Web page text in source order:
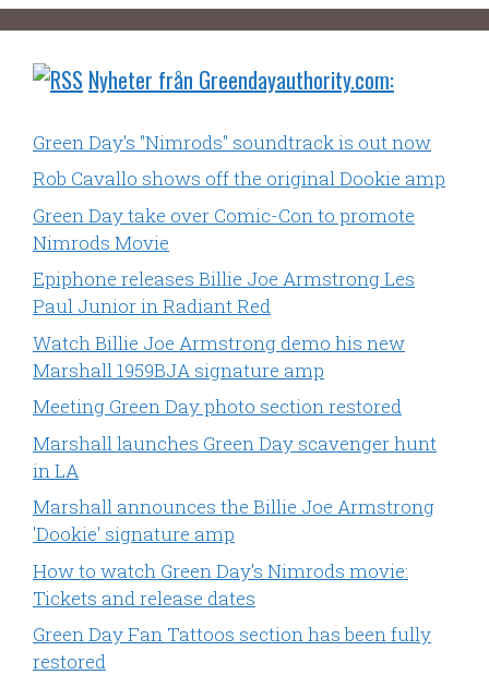
Nyheter från Greendayauthority.com:
Green Day's "Nimrods" soundtrack is out now
Rob Cavallo shows off the original Dookie amp
Green Day take over Comic-Con to promote
Nimrods Movie
Epiphone releases Billie Joe Armstrong Les
Paul Junior in Radiant Red
Watch Billie Joe Armstrong demo his new
Marshall 1959BJA signature amp
Meeting Green Day photo section restored
Marshall launches Green Day scavenger hunt
in LA
Marshall announces the Billie Joe Armstrong
'Dookie' signature amp
How to watch Green Day's Nimrods movie:
Tickets and release dates
Green Day Fan Tattoos section has been fully
restored